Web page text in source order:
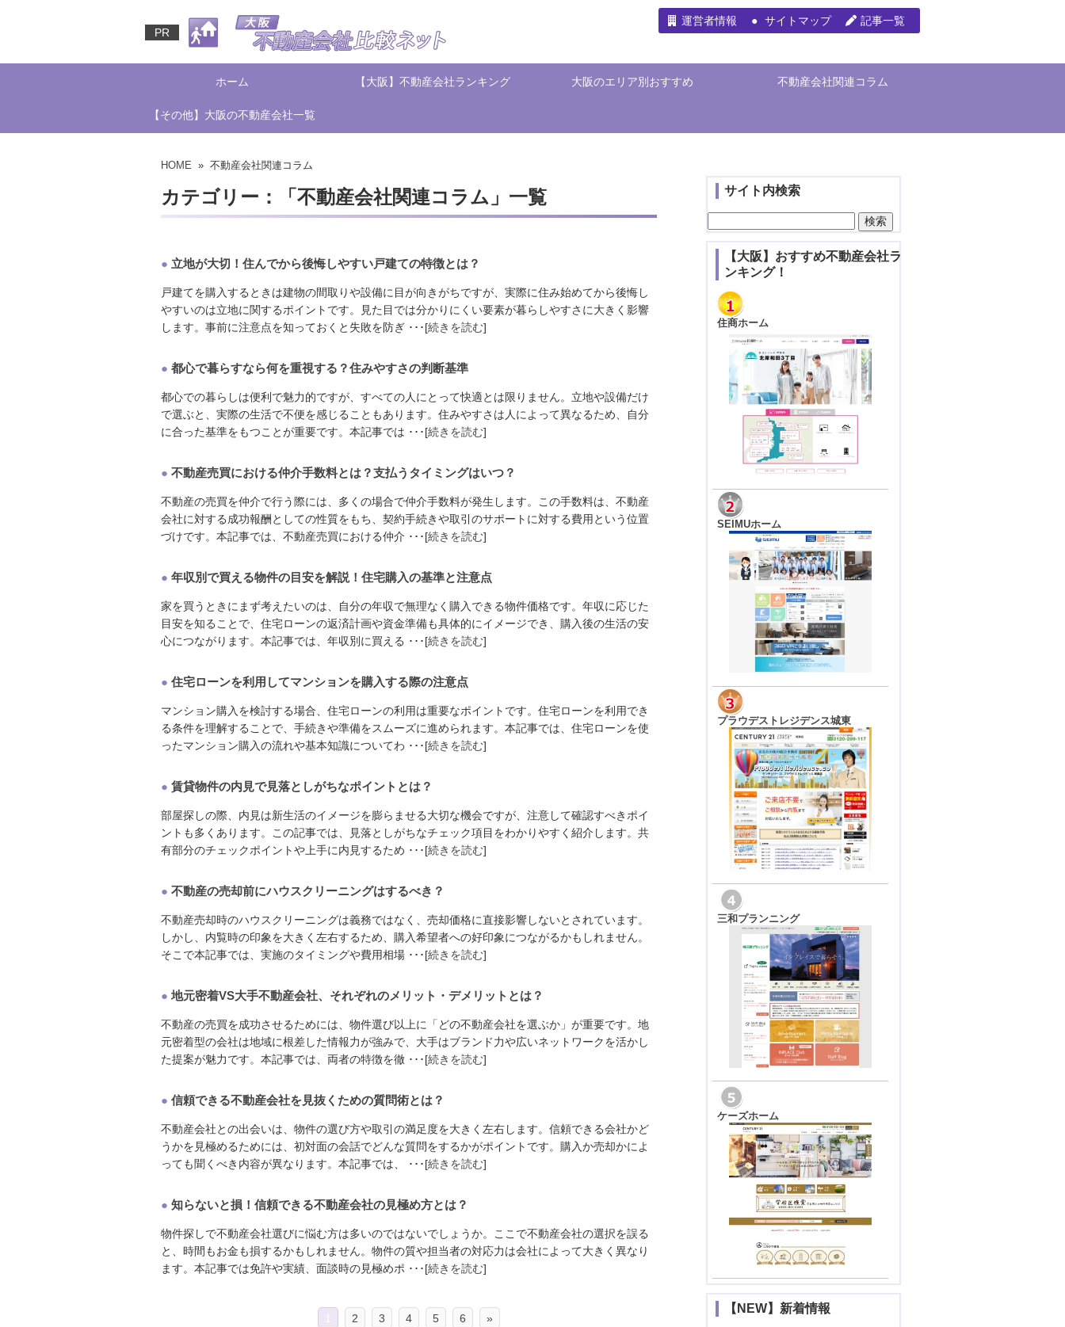
PR
運営者情報 サイトマップ 記事一覧
ホーム 【大阪】不動産会社ランキング 大阪のエリア別おすすめ 不動産会社関連コラム
【その他】大阪の不動産会社一覧
HOME » 不動産会社関連コラム
カテゴリー：「不動産会社関連コラム」一覧
● 立地が大切！住んでから後悔しやすい戸建ての特徴とは？
戸建てを購入するときは建物の間取りや設備に目が向きがちですが、実際に住み始めてから後悔し
やすいのは立地に関するポイントです。見た目では分かりにくい要素が暮らしやすさに大きく影響
します。事前に注意点を知っておくと失敗を防ぎ ･･･[続きを読む]
● 都心で暮らすなら何を重視する？住みやすさの判断基準
都心での暮らしは便利で魅力的ですが、すべての人にとって快適とは限りません。立地や設備だけ
で選ぶと、実際の生活で不便を感じることもあります。住みやすさは人によって異なるため、自分
に合った基準をもつことが重要です。本記事では ･･･[続きを読む]
● 不動産売買における仲介手数料とは？支払うタイミングはいつ？
不動産の売買を仲介で行う際には、多くの場合で仲介手数料が発生します。この手数料は、不動産
会社に対する成功報酬としての性質をもち、契約手続きや取引のサポートに対する費用という位置
づけです。本記事では、不動産売買における仲介 ･･･[続きを読む]
● 年収別で買える物件の目安を解説！住宅購入の基準と注意点
家を買うときにまず考えたいのは、自分の年収で無理なく購入できる物件価格です。年収に応じた
目安を知ることで、住宅ローンの返済計画や資金準備も具体的にイメージでき、購入後の生活の安
心につながります。本記事では、年収別に買える ･･･[続きを読む]
● 住宅ローンを利用してマンションを購入する際の注意点
マンション購入を検討する場合、住宅ローンの利用は重要なポイントです。住宅ローンを利用でき
る条件を理解することで、手続きや準備をスムーズに進められます。本記事では、住宅ローンを使
ったマンション購入の流れや基本知識についてわ ･･･[続きを読む]
● 賃貸物件の内見で見落としがちなポイントとは？
部屋探しの際、内見は新生活のイメージを膨らませる大切な機会ですが、注意して確認すべきポイ
ントも多くあります。この記事では、見落としがちなチェック項目をわかりやすく紹介します。共
有部分のチェックポイントや上手に内見するため ･･･[続きを読む]
● 不動産の売却前にハウスクリーニングはするべき？
不動産売却時のハウスクリーニングは義務ではなく、売却価格に直接影響しないとされています。
しかし、内覧時の印象を大きく左右するため、購入希望者への好印象につながるかもしれません。
そこで本記事では、実施のタイミングや費用相場 ･･･[続きを読む]
● 地元密着VS大手不動産会社、それぞれのメリット・デメリットとは？
不動産の売買を成功させるためには、物件選び以上に「どの不動産会社を選ぶか」が重要です。地
元密着型の会社は地域に根差した情報力が強みで、大手はブランド力や広いネットワークを活かし
た提案が魅力です。本記事では、両者の特徴を徹 ･･･[続きを読む]
● 信頼できる不動産会社を見抜くための質問術とは？
不動産会社との出会いは、物件の選び方や取引の満足度を大きく左右します。信頼できる会社かど
うかを見極めるためには、初対面の会話でどんな質問をするかがポイントです。購入か売却かによ
っても聞くべき内容が異なります。本記事では、 ･･･[続きを読む]
● 知らないと損！信頼できる不動産会社の見極め方とは？
物件探しで不動産会社選びに悩む方は多いのではないでしょうか。ここで不動産会社の選択を誤る
と、時間もお金も損するかもしれません。物件の質や担当者の対応力は会社によって大きく異なり
ます。本記事では免許や実績、面談時の見極めポ ･･･[続きを読む]
1 2 3 4 5 6 »
サイト内検索
【大阪】おすすめ不動産会社ラ
ンキング！
住商ホーム
SEIMUホーム
プラウデストレジデンス城東
三和プランニング
ケーズホーム
【NEW】新着情報